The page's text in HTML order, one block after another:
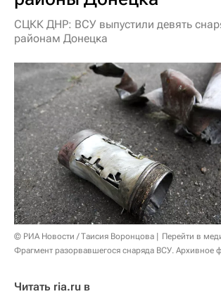
СЦКК ДНР: ВСУ выпустили девять
районам Донецка
© РИА Новости / Таисия Воронцова
Перейти в
Фрагмент разорвавшегося снаряда ВСУ. Архивное
Читать ria.ru в